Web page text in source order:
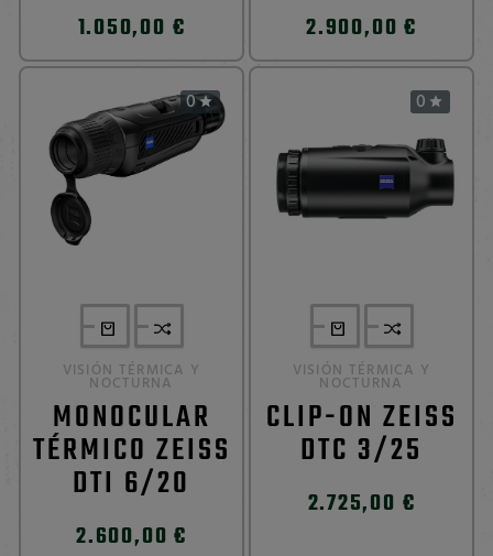
1.050,00 € 2.900,00 €
0
VISIÓN TÉRMICA Y
NOCTURNA
MONOCULAR
TÉRMICO ZEISS
DTI 6/20
2.600,00 €
0 
VISIÓN TÉRMICA Y
NOCTURNA
CLIP-ON ZEISS
DTC 3/25
2.725,00 €